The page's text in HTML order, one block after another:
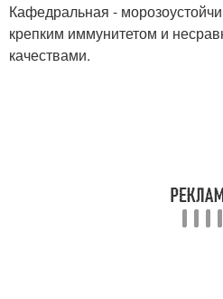
Кафедральная -
крепким иммунитетом и
качествами.